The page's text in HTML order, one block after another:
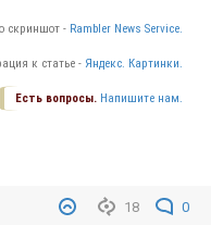
скриншот - Rambler News Service.
к статье - Яндекс. Картинки.
Есть вопросы. Напишите нам.
18 0